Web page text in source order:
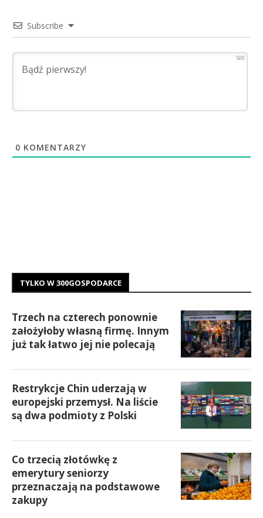
Subscribe
500
0 KOMENTARZY
TYLKO W 300GOSPODARCE
Trzech na czterech ponownie
założyłoby własną firmę. Innym
już tak łatwo jej nie polecają
Restrykcje Chin uderzają w
europejski przemysł. Na liście
są dwa podmioty z Polski
Co trzecią złotówkę z
emerytury seniorzy
przeznaczają na podstawowe
zakupy